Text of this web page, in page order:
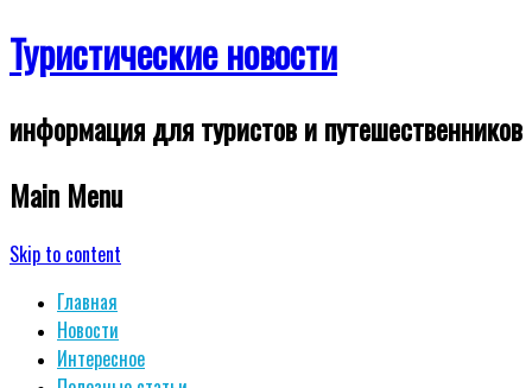
Туристические новости
информация для туристов и путешественников
Main Menu
Skip to content
Главная
Новости
Интересное